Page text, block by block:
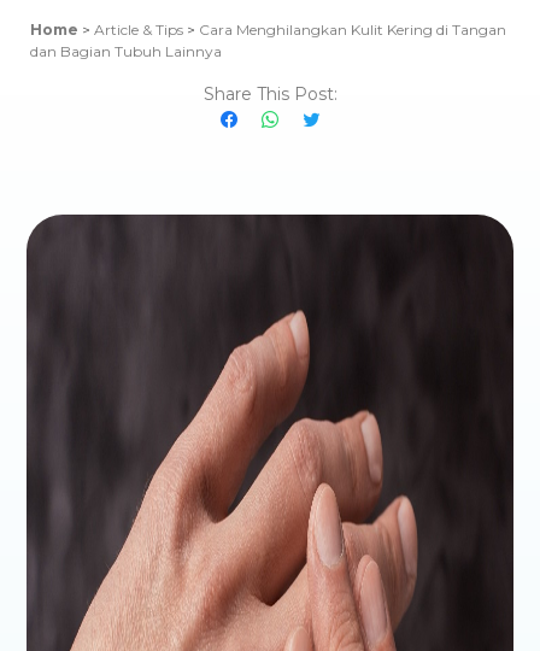
Home > Article & Tips > Cara Menghilangkan Kulit Kering di Tangan
dan Bagian Tubuh Lainnya
Share This Post: